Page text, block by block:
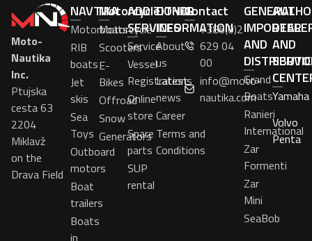
Moto-
Nautika
Inc.
Ptujska
cesta 63
2204
Miklavž
on the
Drava Field
NAVTIKA
Motorboats
RIB
boats
Jet
skis
Sea
Toys
Outboard
motors
Boat
trailers
Boats
in
Motorcycle
Motorcycle
Scooters
E-
Bikes
Offroad
Snow
Generators
ADDITIONAL
SERVICES
Service
Vessel
Registrations
Online
store
Spare
parts
SUP
rental
OTHER
INFORMATION
About
us
Latest
news
Career
Terms and
Conditions
Contact
+386(0)2
629 04
00
info@moto-
nautika.com
GENERAL
IMPORTER
AND
Grand
Boats
Ranieri
International
Zar
Formenti
Zar
Mini
SeaBob
AND
Yamaha
Volvo
Penta